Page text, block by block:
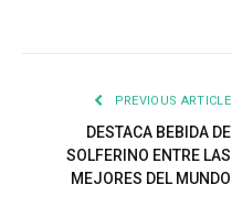
PREVIOUS ARTICLE
DESTACA BEBIDA DE
SOLFERINO ENTRE LAS
MEJORES DEL MUNDO